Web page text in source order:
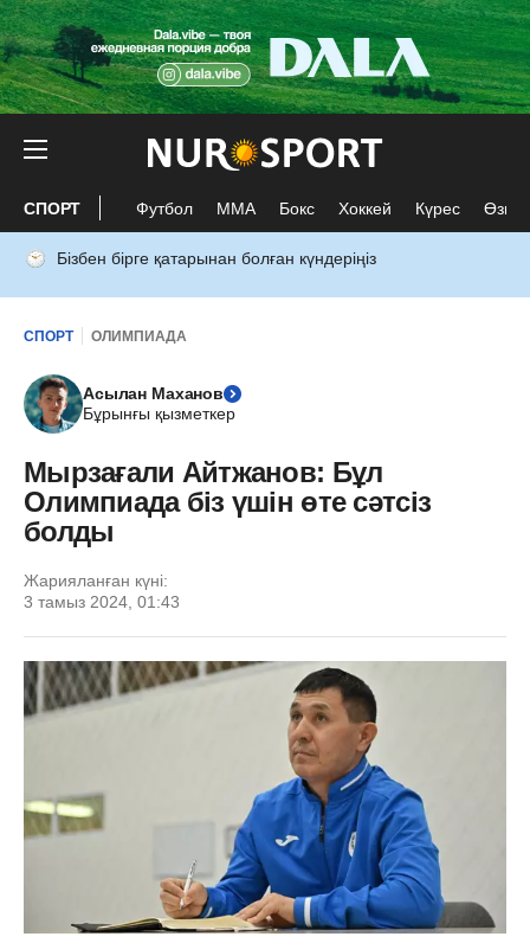
СПОРТ Футбол ММА Бокс Хоккей Күрес Өзге
Бізбен бірге қатарынан болған күндеріңіз
СПОРТ ОЛИМПИАДА
Асылан Маханов
Бұрынғы қызметкер
Мырзағали Айтжанов: Бұл
Олимпиада біз үшін өте сәтсіз
болды
Жарияланған күні:
3 тамыз 2024, 01:43